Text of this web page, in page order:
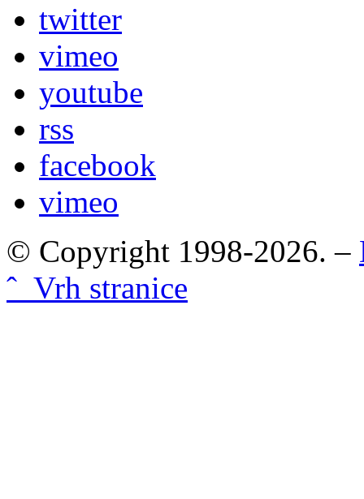
twitter
vimeo
youtube
rss
facebook
vimeo
© Copyright 1998-2026. –
ˆ Vrh stranice